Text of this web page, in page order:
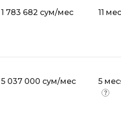
1 783 682 сум/мес 11
5 037 000 сум/мес 5
Objective-C
P